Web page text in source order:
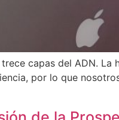
capas del ADN. La
por lo que